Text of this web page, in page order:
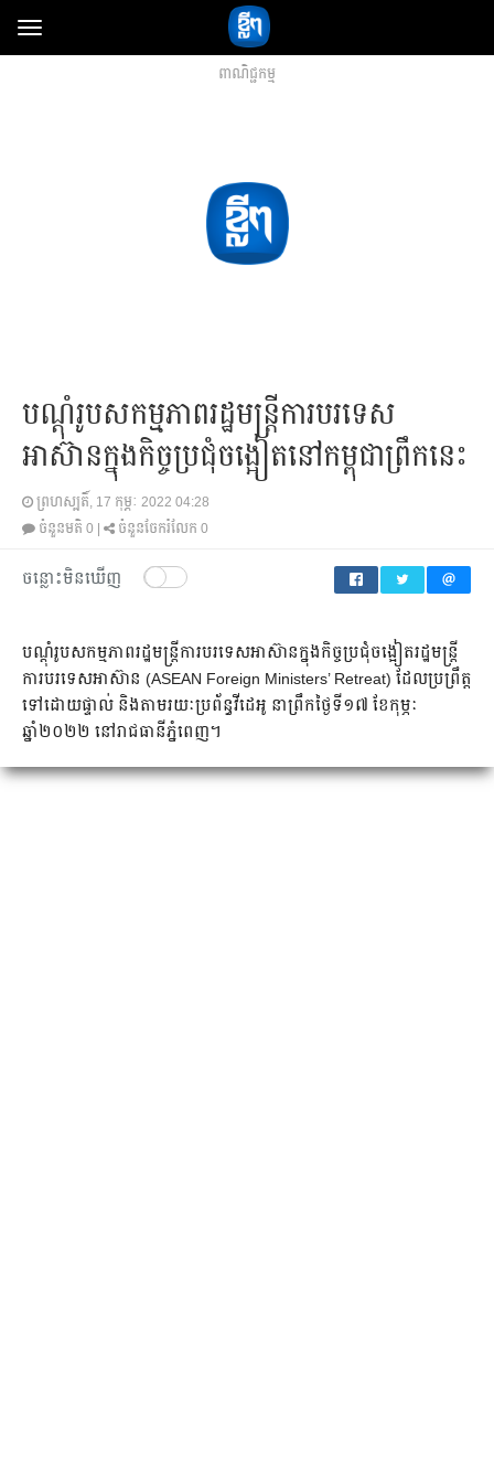
Toggle
navigation
ពាណិជ្ជកម្ម
បណ្តុំរូបសកម្មភាពរដ្ឋមន្ត្រីការបរទេស
អាស៊ានក្នុងកិច្ចប្រជុំចង្អៀតនៅកម្ពុជាព្រឹកនេះ
ព្រហស្បតិ៍, 17 កុម្ភៈ 2022 04:28
ចំនួនមតិ 0 ចំនួនចែករំលែក 0
ចន្លោះមិនឃើញ
បណ្តុំរូបសកម្មភាពរដ្ឋមន្ត្រីការបរទេសអាស៊ានក្នុងកិច្ចប្រជុំចង្អៀតរដ្ឋមន្រ្តី
ការបរទេសអាស៊ាន (ASEAN Foreign Ministers’ Retreat) ដែលប្រព្រឹត្ត
ទៅដោយផ្ទាល់ និងតាមរយៈប្រព័ន្ធវីដេអូ នាព្រឹកថ្ងៃទី១៧ ខែកុម្ភៈ
ឆ្នាំ២០២២ នៅរាជធានីភ្នំពេញ។